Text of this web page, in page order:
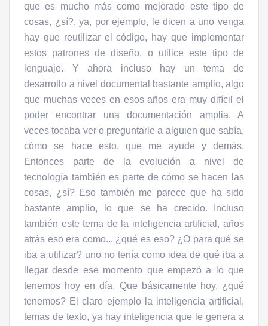
que es mucho más como mejorado este tipo de
cosas, ¿sí?, ya, por ejemplo, le dicen a uno venga
hay que reutilizar el código, hay que implementar
estos patrones de diseño, o utilice este tipo de
lenguaje. Y ahora incluso hay un tema de
desarrollo a nivel documental bastante amplio, algo
que muchas veces en esos años era muy difícil el
poder encontrar una documentación amplia. A
veces tocaba ver o preguntarle a alguien que sabía,
cómo se hace esto, que me ayude y demás.
Entonces parte de la evolución a nivel de
tecnología también es parte de cómo se hacen las
cosas, ¿sí? Eso también me parece que ha sido
bastante amplio, lo que se ha crecido. Incluso
también este tema de la inteligencia artificial, años
atrás eso era como... ¿qué es eso? ¿O para qué se
iba a utilizar? uno no tenía como idea de qué iba a
llegar desde ese momento que empezó a lo que
tenemos hoy en día. Que básicamente hoy, ¿qué
tenemos? El claro ejemplo la inteligencia artificial,
temas de texto, ya hay inteligencia que le genera a